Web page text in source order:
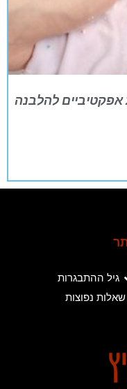
אפקטיביים להלבנה
גיל ההתבגרות
שאלות נפוצות